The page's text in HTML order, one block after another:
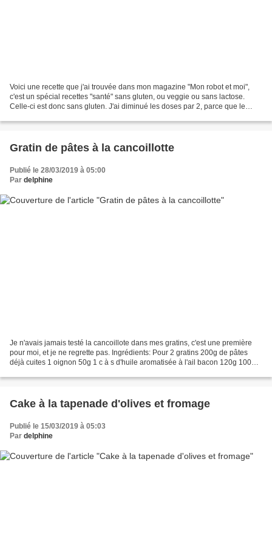
Voici une recette que j'ai trouvée dans mon magazine "Mon robot et moi",
c'est un spécial recettes "santé" sans gluten, ou veggie ou sans lactose.
Celle-ci est donc sans gluten. J'ai diminué les doses par 2, parce que le
Gratin de pâtes à la cancoillotte
Publié le 28/03/2019 à 05:00
Par delphine
Je n'avais jamais testé la cancoillote dans mes gratins, c'est une première
pour moi, et je ne regrette pas. Ingrédients: Pour 2 gratins 200g de pâtes
déjà cuites 1 oignon 50g 1 c à s d'huile aromatisée à l'ail bacon 120g 100g
Cake à la tapenade d'olives et fromage
Publié le 15/03/2019 à 05:03
Par delphine